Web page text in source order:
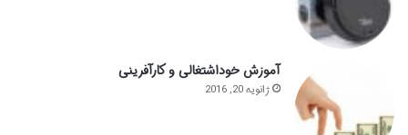
آموزش خوداشتغالی و کارآفرینی
ژانویه 20, 2016